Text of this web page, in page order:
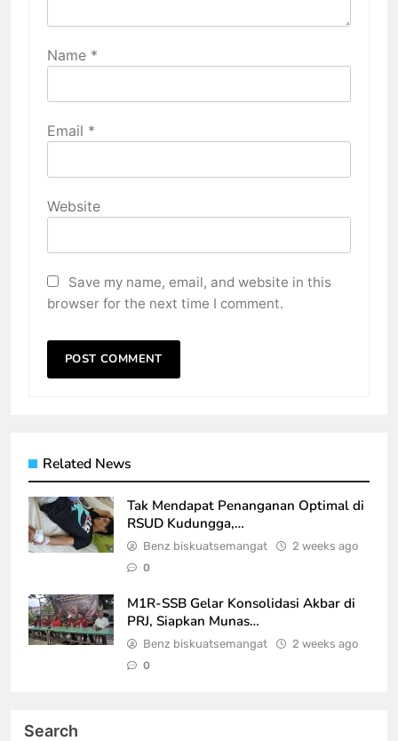
Name *
Email *
Website
Save my name, email, and website in this
browser for the next time I comment.
Related News
Tak Mendapat Penanganan Optimal di
RSUD Kudungga,…
Benz biskuatsemangat 2 weeks ago
0
M1R-SSB Gelar Konsolidasi Akbar di
PRJ, Siapkan Munas…
Benz biskuatsemangat 2 weeks ago
0
Search